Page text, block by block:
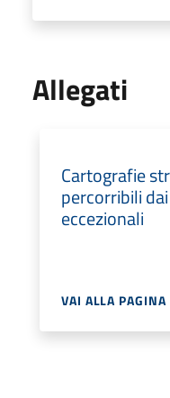
Allegati
Cartografie
percorribili
eccezionali
VAI ALLA PAGINA